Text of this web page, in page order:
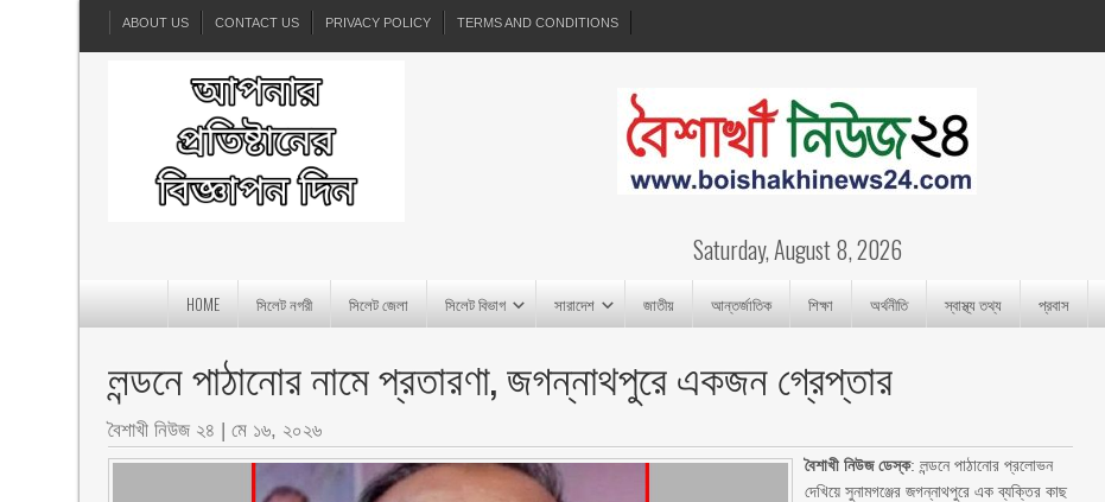
ABOUT US CONTACT US PRIVACY POLICY TERMS AND CONDITIONS
Saturday, August 8, 2026
HOME সিলেট নগরী সিলেট জেলা সিলেট বিভাগ সারাদেশ জাতীয় আন্তর্জাতিক শিক্ষা অর্থনীতি স্বাস্থ্য তথ্য প্রবাস
লন্ডনে পাঠানোর নামে প্রতারণা, জগন্নাথপুরে একজন গ্রেপ্তার
বৈশাখী নিউজ ২৪ |মে ১৬, ২০২৬
বৈশাখী নিউজ ডেস্ক: লন্ডনে পাঠানোর প্রলোভন
দেখিয়ে সুনামগঞ্জের জগন্নাথপুরে এক ব্যক্তির কাছ